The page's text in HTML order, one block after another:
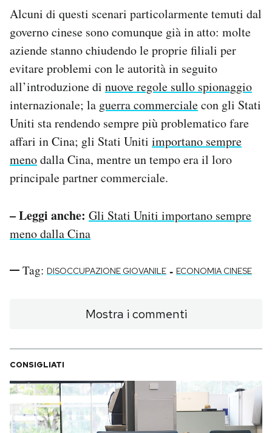
Alcuni di questi scenari particolarmente temuti dal
governo cinese sono comunque già in atto: molte
aziende stanno chiudendo le proprie filiali per
evitare problemi con le autorità in seguito
all’introduzione di nuove regole sullo spionaggio
internazionale; la guerra commercialecon gli Stati
Uniti sta rendendo sempre più problematico fare
affari in Cina; gli Stati Uniti importano sempre
menodalla Cina, mentre un tempo era il loro
principale partner commerciale.
– Leggi anche: Gli Stati Uniti importano sempre
meno dalla Cina
Tag: DISOCCUPAZIONE GIOVANILE - ECONOMIA CINESE
Mostra i commenti
CONSIGLIATI